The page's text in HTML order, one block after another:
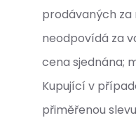
prodávaných za
neodpovídá za
cena sjednána;
Kupující v
přiměřenou